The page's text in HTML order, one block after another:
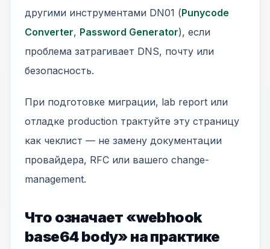
другими инструментами DN01 (Punycode
Converter, Password Generator), если
проблема затрагивает DNS, почту или
безопасность.
При подготовке миграции, lab report или
отладке production трактуйте эту страницу
как чеклист — не замену документации
провайдера, RFC или вашего change-
management.
Что означает «webhook
base64 body» на практике